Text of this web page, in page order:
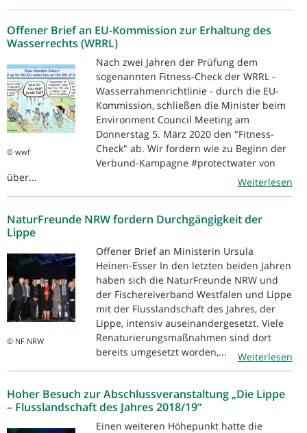
Offener Brief an EU-Kommission zur Erhaltung des
Wasserrechts (WRRL)
© wwf
Nach zwei Jahren der Prüfung dem
sogenannten Fitness-Check der WRRL -
Wasserrahmenrichtlinie - durch die EU-
Kommission, schließen die Minister beim
Environment Council Meeting am
Donnerstag 5. März 2020 den "Fitness-
Check" ab. Wir fordern wie zu Beginn der
Verbund-Kampagne #protectwater von
über...
Weiterlesen
NaturFreunde NRW fordern Durchgängigkeit der
Lippe
© NF NRW
Offener Brief an Ministerin Ursula
Heinen-Esser In den letzten beiden Jahren
haben sich die NaturFreunde NRW und
der Fischereiverband Westfalen und Lippe
mit der Flusslandschaft des Jahres, der
Lippe, intensiv auseinandergesetzt. Viele
Renaturierungsmaßnahmen sind dort
bereits umgesetzt worden,...
Weiterlesen
Hoher Besuch zur Abschlussveranstaltung „Die Lippe
– Flusslandschaft des Jahres 2018/19“
Einen weiteren Höhepunkt hatte die